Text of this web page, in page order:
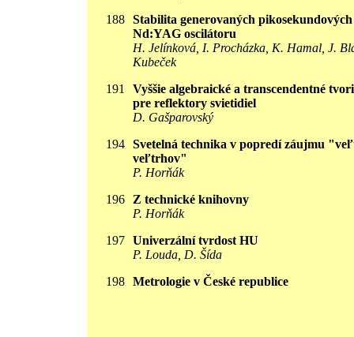
188 Stabilita generovaných
Nd:YAG oscilátoru
H. Jelínková, I. Procházka, K. Hamal, J.
Kubeček
191
Vyššie algebraické a transcendentné
pre reflektory svietidiel
D. Gašparovský
194 Svetelná technika v popredí záujmu
veľtrhov"
P. Horňák
196
Z technické knihovny
P. Horňák
197 Univerzální tvrdost HU
P. Louda, D. Šída
198 Metrologie v České republice